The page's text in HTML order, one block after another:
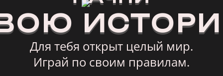
Для тебя открыт целый мир.
Играй по своим правилам.